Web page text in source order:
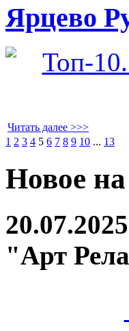
Ярцево
Читать далее >>>
1 2 3 4 5 6 7 8 9 10 ... 13
Новое на
"Арт